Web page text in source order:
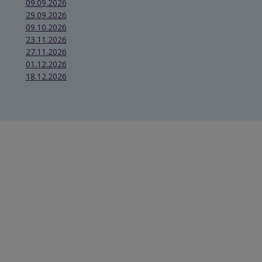
09.09.2026
29.09.2026
09.10.2026
23.11.2026
27.11.2026
01.12.2026
18.12.2026